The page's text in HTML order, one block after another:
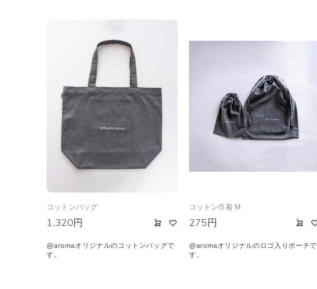
コットンバッグ
1,320円
@aromaオリジナルのコットンバッグで
す。
コットン巾着 M
275円
@aromaオリジナルのロゴ入りポーチで
す。